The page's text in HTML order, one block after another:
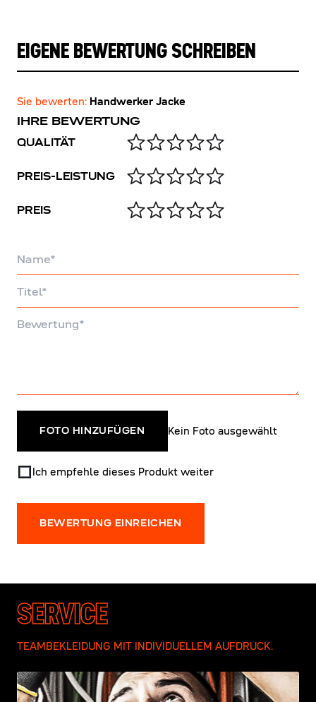
EIGENE BEWERTUNG SCHREIBEN
Sie bewerten: Handwerker Jacke
IHRE BEWERTUNG
QUALITÄT
PREIS-LEISTUNG
PREIS
FOTO HINZUFÜGEN Kein Foto ausgewählt
Ich empfehle dieses Produkt weiter
BEWERTUNG EINREICHEN
SERVICE
TEAMBEKLEIDUNG MIT INDIVIDUELLEM AUFDRUCK.